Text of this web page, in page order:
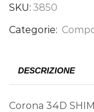
SKU: 3850
Categorie:
DESCRIZIONE
Corona 34D